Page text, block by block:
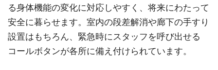
る身体機能の変化に対応しやすく、将来にわたって
安全に暮らせます。室内の段差解消や廊下の手すり
設置はもちろん、緊急時にスタッフを呼び出せる
コールボタンが各所に備え付けられています。